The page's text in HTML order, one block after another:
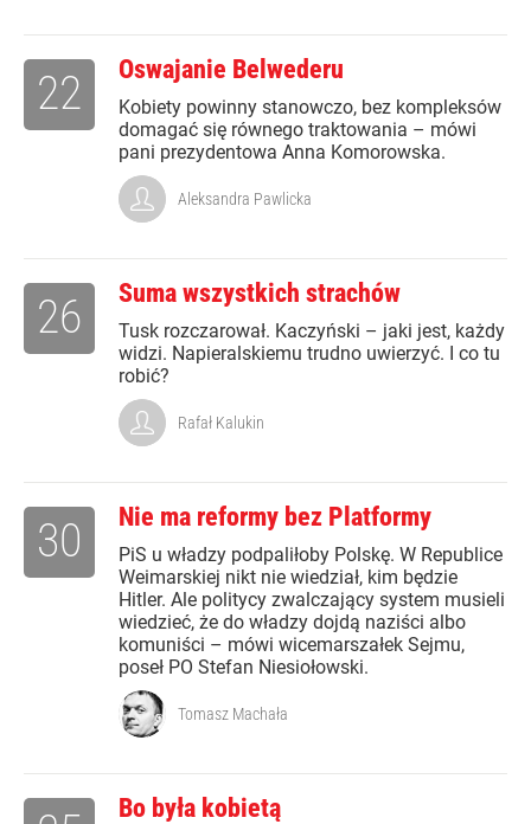
Oswajanie Belwederu
Kobiety powinny stanowczo, bez kompleksów
domagać się równego traktowania – mówi
pani prezydentowa Anna Komorowska.
22
Aleksandra Pawlicka
Suma wszystkich strachów
Tusk rozczarował. Kaczyński – jaki jest, każdy
widzi. Napieralskiemu trudno uwierzyć. I co tu
robić?
26
Rafał Kalukin
Nie ma reformy bez Platformy
PiS u władzy podpaliłoby Polskę. W Republice
Weimarskiej nikt nie wiedział, kim będzie
Hitler. Ale politycy zwalczający system musieli
wiedzieć, że do władzy dojdą naziści albo
komuniści – mówi wicemarszałek Sejmu,
poseł PO Stefan Niesiołowski.
30
Tomasz Machała
Bo była kobietą